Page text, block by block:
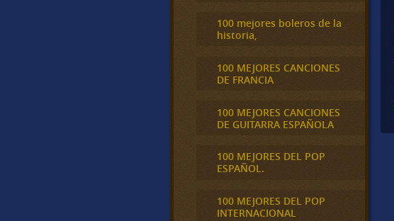
100 mejores boleros de la
historia,
100 MEJORES CANCIONES
DE FRANCIA
100 MEJORES CANCIONES
DE GUITARRA ESPAÑOLA
100 MEJORES DEL POP
ESPAÑOL.
100 MEJORES DEL POP
INTERNACIONAL